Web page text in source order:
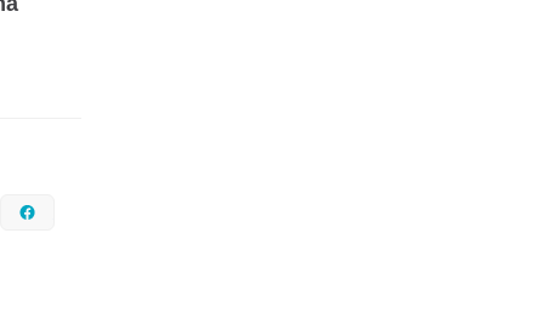
Instagram